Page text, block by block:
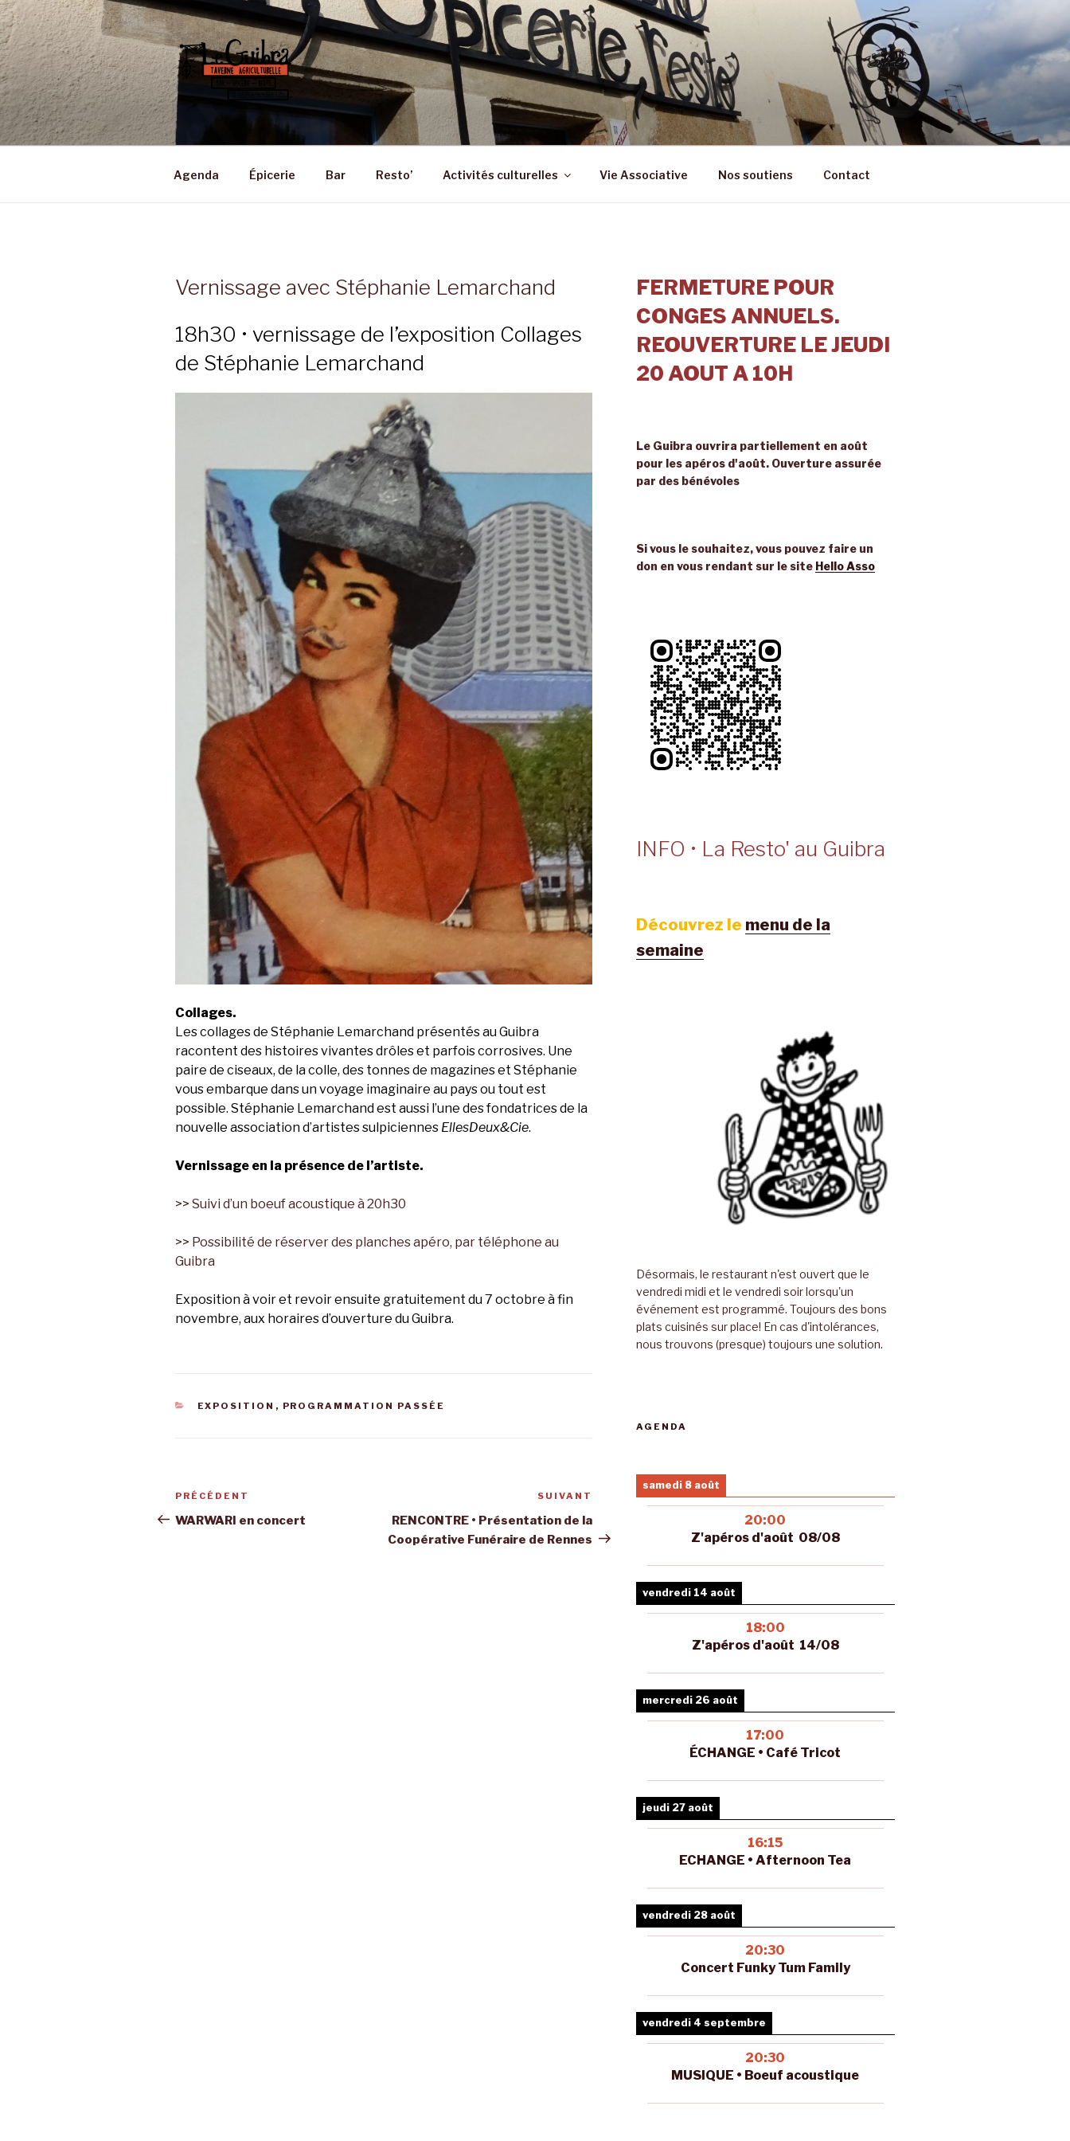
Aller
au
contenu
principal
LE GUIBRA – ST SULPICE LA FORÊT
Taverne Agriculturelle • Bar – Epicerie – Resto
Agenda Épicerie Bar Resto’ Activités culturelles Vie Associative Nos soutiens Contact
Vernissage avec Stéphanie Lemarchand
18h30 • vernissage de l’exposition Collages
de Stéphanie Lemarchand
Collages.
Les collages de Stéphanie Lemarchand présentés au Guibra
racontent des histoires vivantes drôles et parfois corrosives. Une
paire de ciseaux, de la colle, des tonnes de magazines et Stéphanie
vous embarque dans un voyage imaginaire au pays ou tout est
possible. Stéphanie Lemarchand est aussi l’une des fondatrices de la
nouvelle association d’artistes sulpiciennes EllesDeux&Cie.
Vernissage en la présence de l’artiste.
>> Suivi d’un boeuf acoustique à 20h30
>> Possibilité de réserver des planches apéro, par téléphone au
Guibra
Exposition à voir et revoir ensuite gratuitement du 7 octobre à fin
novembre, aux horaires d’ouverture du Guibra.
CATÉGORIES
EXPOSITION , PROGRAMMATION PASSÉE
Navigation
de
Article
précédent
PRÉCÉDENT
WARWARI en concert
Article
suivant
SUIVANT
RENCONTRE • Présentation de la
Coopérative Funéraire de Rennes
FERMETURE POUR
CONGES ANNUELS.
REOUVERTURE LE JEUDI
20 AOUT A 10H
Le Guibra ouvrira partiellement en août
pour les apéros d'août. Ouverture assurée
par des bénévoles
Si vous le souhaitez, vous pouvez faire un
don en vous rendant sur le site Hello Asso
INFO • La Resto' au Guibra
Découvrez le menu de la
semaine
Désormais, le restaurant n'est ouvert que le
vendredi midi et le vendredi soir lorsqu'un
événement est programmé. Toujours des bons
plats cuisinés sur place! En cas d'intolérances,
nous trouvons (presque) toujours une solution.
AGENDA
samedi 8 août
20:00
Z'apéros d'août 08/08
vendredi 14 août
18:00
Z'apéros d'août 14/08
mercredi 26 août
17:00
ÉCHANGE • Café Tricot
jeudi 27 août
16:15
ECHANGE • Afternoon Tea
vendredi 28 août
20:30
Concert Funky Tum Family
vendredi 4 septembre
20:30
MUSIQUE • Boeuf acoustique